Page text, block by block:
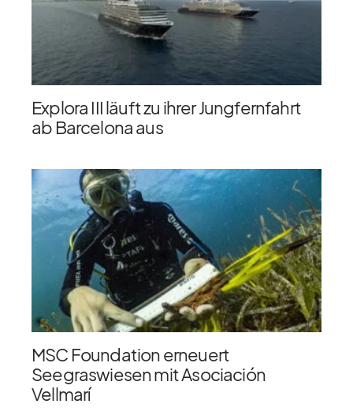
Explora III läuft zu ihrer Jungfernfahrt
ab Barcelona aus
MSC Foundation erneuert
Seegraswiesen mit Asociación
Vellmarí